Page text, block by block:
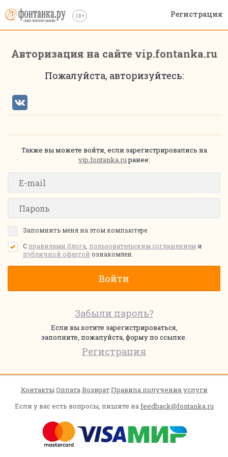
Регистрация
Авторизация на сайте vip.fontanka.ru
Пожалуйста, авторизуйтесь:
Также вы можете войти, если зарегистрировались на
vip.fontanka.ruранее:
Запомнить меня на этом компьютере
С правилами блога пользовательским соглашением и
публичной офертой ознакомлен.
Забыли пароль?
Если вы хотите зарегистрироваться,
заполните, пожалуйста, форму по ссылке.
Регистрация
КонтактыОплатаВозвратПравила получения услуги
Если у вас есть вопросы, пишите наfeedback@fontanka.ru